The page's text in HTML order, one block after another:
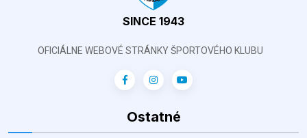
SINCE 1943
OFICIÁLNE WEBOVÉ STRÁNKY ŠPORTOVÉHO KLUBU
Ostatné